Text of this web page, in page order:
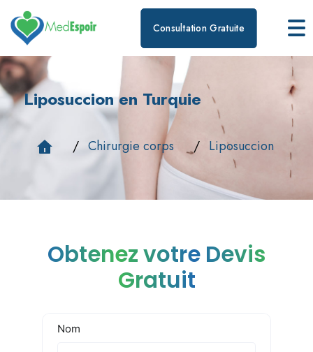
Consultation Gratuite
Liposuccion en Turquie
Chirurgie corps Liposuccion
Obtenez votre Devis
Gratuit